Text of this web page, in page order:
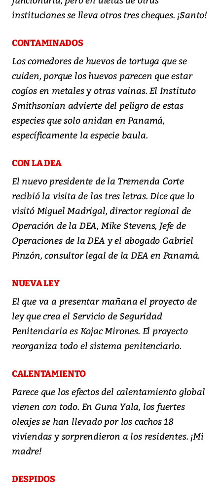
instituciones se lleva otros tres cheques. ¡Santo!
CONTAMINADOS
Los comedores de huevos de tortuga que se
cuiden, porque los huevos parecen que estar
cogíos en metales y otras vainas. El Instituto
Smithsonian advierte del peligro de estas
especies que solo anidan en Panamá,
específicamente la especie baula.
CON LA DEA
El nuevo presidente de la Tremenda Corte
recibió la visita de las tres letras. Dice que lo
visitó Miguel Madrigal, director regional de
Operación de la DEA, Mike Stevens, Jefe de
Operaciones de la DEA y el abogado Gabriel
Pinzón, consultor legal de la DEA en Panamá.
NUEVA LEY
El que va a presentar mañana el proyecto de
ley que crea el Servicio de Seguridad
Penitenciaria es Kojac Mirones. El proyecto
reorganiza todo el sistema penitenciario.
CALENTAMIENTO
Parece que los efectos del calentamiento global
vienen con todo. En Guna Yala, los fuertes
oleajes se han llevado por los cachos 18
viviendas y sorprendieron a los residentes. ¡Mi
madre!
DESPIDOS